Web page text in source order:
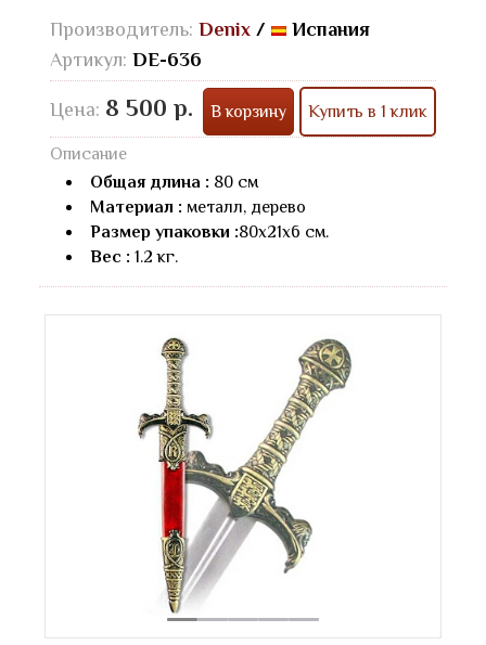
Производитель: Denix /
Испания
Артикул: DE-636
Цена: 8 500 р. В корзину Купить в 1 клик
Описание
Общая длина : 80 см
Материал : металл, дерево
Размер упаковки :80х21х6 см.
Вес : 1.2 кг.